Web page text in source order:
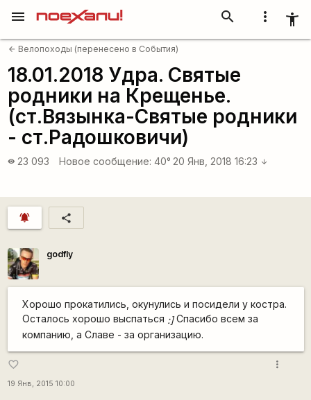
more_vert accessibility_new
search
menu
arrow_back Велопоходы (перенесено в События)
18.01.2018 Удра. Святые
родники на Крещенье.
(ст.Вязынка-Святые родники
- ст.Радошковичи)
visibility 23 093 Новое сообщение: 40° 20 Янв, 2018 16:23 arrow_downward
notifications_active share
godfly
Хорошо прокатились, окунулись и посидели у костра.
Осталось хорошо выспаться :]Спасибо всем за
компанию, а Славе - за организацию.
favorite_border
19 Янв, 2015 10:00
more_vert